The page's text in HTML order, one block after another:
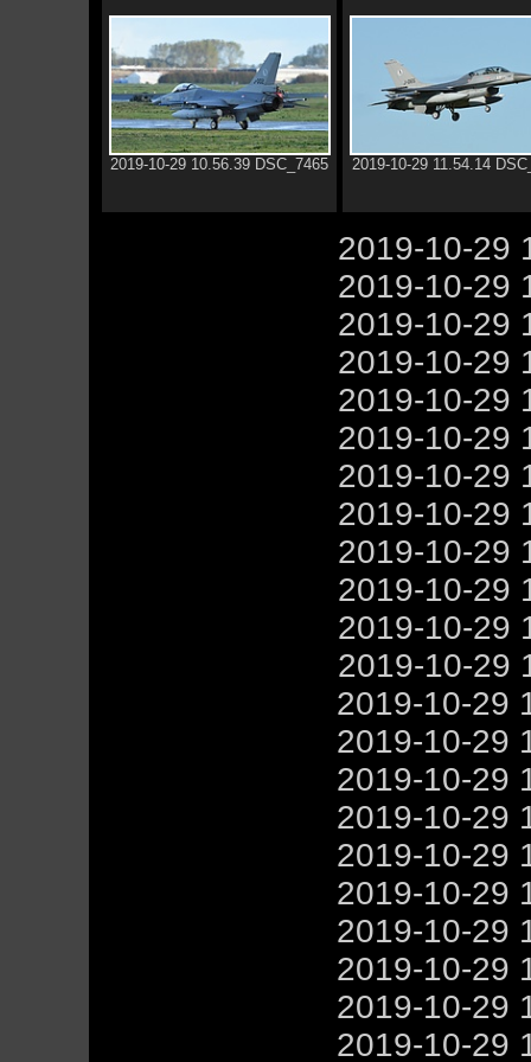
2019-10-29 10.56.39 DSC_7465 2019-10-29 11.54.14
2019-10-29
2019-10-29
2019-10-29
2019-10-29
2019-10-29
2019-10-29
2019-10-29
2019-10-29
2019-10-29
2019-10-29
2019-10-29
2019-10-29
2019-10-29
2019-10-29
2019-10-29
2019-10-29
2019-10-29
2019-10-29
2019-10-29
2019-10-29
2019-10-29
2019-10-29